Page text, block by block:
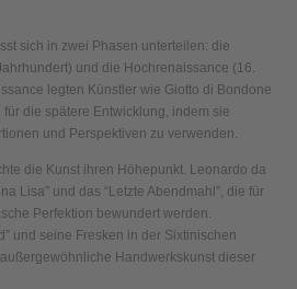
sich in zwei Phasen unterteilen: die
und die Hochrenaissance (16.
legten Künstler wie Giotto di Bondone
die spätere Entwicklung, indem sie
und Perspektiven zu verwenden.
die Kunst ihren Höhepunkt. Leonardo da
Lisa” und das “Letzte Abendmahl”, die für
Perfektion bewundert werden.
und seine Fresken in der Sixtinischen
Handwerkskunst dieser